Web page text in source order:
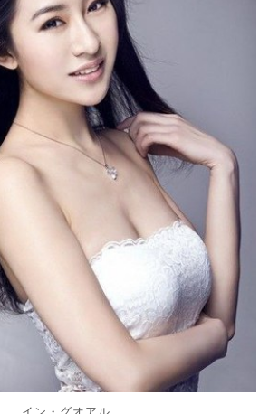
イン・グオアル